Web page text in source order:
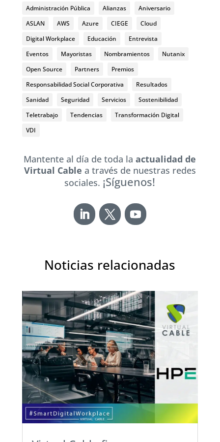
Administración Pública Alianzas
Aniversario
ASLAN
AWS Azure CIEGE
Cloud
Digital Workplace
Educación
Entrevista
Eventos
Mayoristas Nombramientos
Nutanix
Open Source
Partners
Premios
Responsabilidad Social Corporativa
Resultados
Sanidad
Seguridad Servicios
Sostenibilidad
Teletrabajo
Tendencias
Transformación Digital
VDI
Mantente al día de toda laactualidad de
Virtual Cable a través de nuestras redes
sociales. ¡Síguenos!
Noticias relacionadas